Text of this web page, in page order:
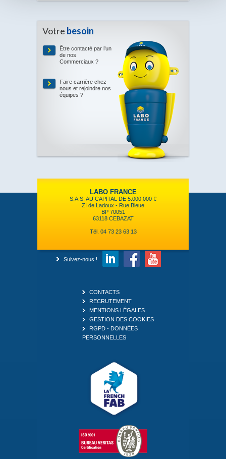
Votre besoin
Être contacté par l’un
de nos
Commerciaux ?
Faire carrière chez
nous et rejoindre nos
équipes ?
LABO FRANCE
S.A.S. AU CAPITAL DE 5.000.000 €
ZI de Ladoux - Rue Bleue
BP 70051
63118 CEBAZAT
Tél. 04 73 23 63 13
Suivez-nous !
CONTACTS
RECRUTEMENT
MENTIONS LÉGALES
GESTION DES COOKIES
RGPD - DONNÉES
PERSONNELLES